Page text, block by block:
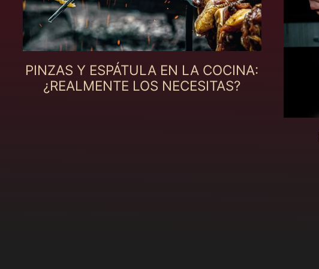
PINZAS Y ESPÁTULA EN LA COCINA:
¿REALMENTE LOS NECESITAS?